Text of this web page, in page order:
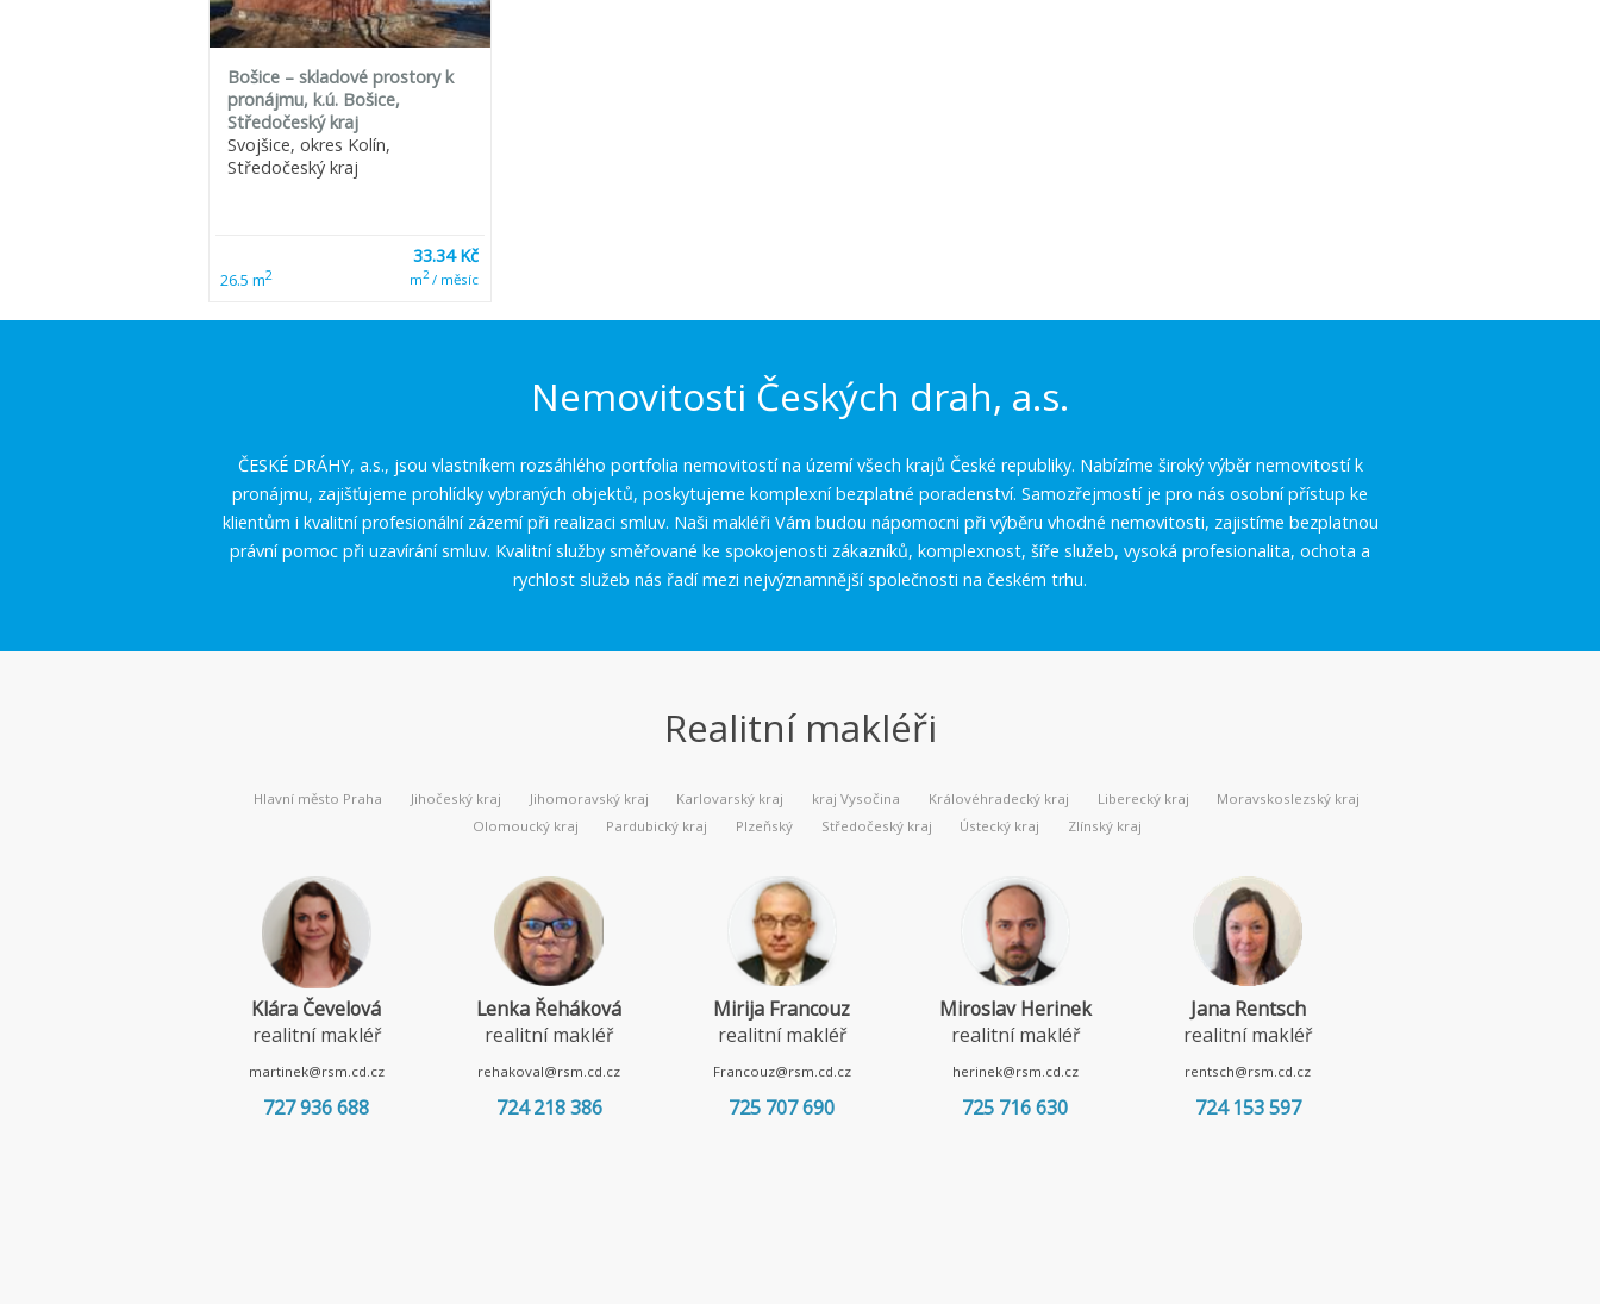
Bošice – skladové prostory k
pronájmu, k.ú. Bošice,
Středočeský kraj
Svojšice, okres Kolín,
Středočeský kraj
26.5 m2
33.34 Kč
m2/ měsíc
Nemovitosti Českých drah, a.s.
ČESKÉ DRÁHY, a.s., jsou vlastníkem rozsáhlého portfolia nemovitostí na území všech krajů České republiky. Nabízíme široký výběr nemovitostí k
pronájmu, zajišťujeme prohlídky vybraných objektů, poskytujeme komplexní bezplatné poradenství. Samozřejmostí je pro nás osobní přístup ke
klientům i kvalitní profesionální zázemí při realizaci smluv. Naši makléři Vám budou nápomocni při výběru vhodné nemovitosti, zajistíme bezplatnou
právní pomoc při uzavírání smluv. Kvalitní služby směřované ke spokojenosti zákazníků, komplexnost, šíře služeb, vysoká profesionalita, ochota a
rychlost služeb nás řadí mezi nejvýznamnější společnosti na českém trhu.
Realitní makléři
Hlavní město Praha Jihočeský kraj Jihomoravský kraj Karlovarský kraj kraj Vysočina Královéhradecký kraj Liberecký kraj
Moravskoslezský kraj
Olomoucký kraj
Pardubický kraj Plzeňský Středočeský kraj Ústecký kraj Zlínský kraj
Klára Čevelová
realitní makléř
martinek@rsm.cd.cz
727 936 688
Lenka Řeháková
realitní makléř
rehakoval@rsm.cd.cz
724 218 386
Mirija Francouz
realitní makléř
Francouz@rsm.cd.cz
725 707 690
Miroslav Herinek
realitní makléř
herinek@rsm.cd.cz
725 716 630
Jana Rentsch
realitní makléř
rentsch@rsm.cd.cz
724 153 597